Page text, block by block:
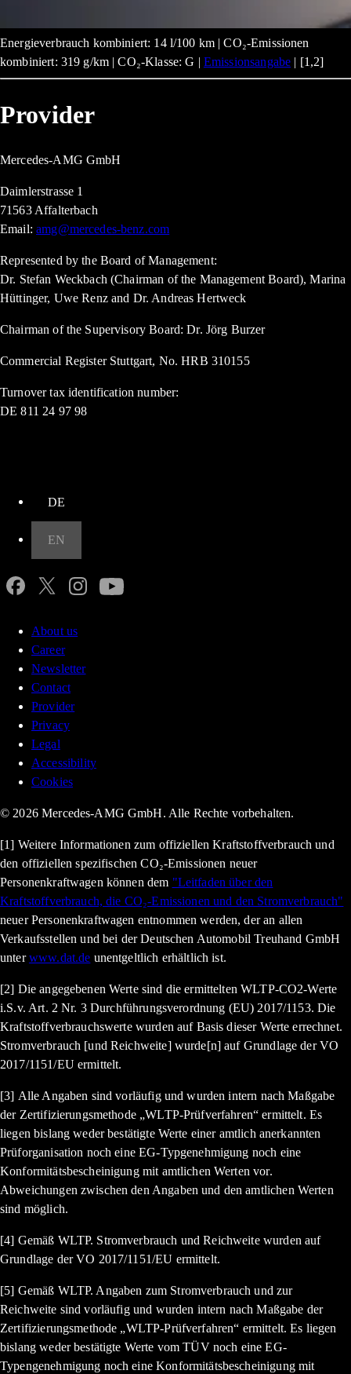
Energieverbrauch kombiniert: 14 l/100 km | CO₂-Emissionen
kombiniert: 319 g/km | CO₂-Klasse: G | Emissionsangabe | [1,2]
Provider
Mercedes-AMG GmbH
Daimlerstrasse 1
71563 Affalterbach
Email:amg@mercedes-benz.com
Represented by the Board of Management:
Dr. Stefan Weckbach (Chairman of the Management Board), Marina
Hüttinger, Uwe Renz and Dr. Andreas Hertweck
Chairman of the Supervisory Board: Dr. Jörg Burzer
Commercial Register Stuttgart, No. HRB 310155
Turnover tax identification number:
DE 811 24 97 98
DE
EN
About us
Career
Newsletter
Contact
Provider
Privacy
Legal
Accessibility
Cookies
© 2026 Mercedes-AMG GmbH. Alle Rechte vorbehalten.
[1] Weitere Informationen zum offiziellen Kraftstoffverbrauch und
den offiziellen spezifischen CO₂-Emissionen neuer
Personenkraftwagen können dem "Leitfaden über den
Kraftstoffverbrauch, die CO₂-Emissionen und den Stromverbrauch"
neuer Personenkraftwagen entnommen werden, der an allen
Verkaufsstellen und bei der Deutschen Automobil Treuhand GmbH
unterwww.dat.de unentgeltlich erhältlich ist.
[2] Die angegebenen Werte sind die ermittelten WLTP-CO2-Werte
i.S.v. Art. 2 Nr. 3 Durchführungsverordnung (EU) 2017/1153. Die
Kraftstoffverbrauchswerte wurden auf Basis dieser Werte errechnet.
Stromverbrauch [und Reichweite] wurde[n] auf Grundlage der VO
2017/1151/EU ermittelt.
[3] Alle Angaben sind vorläufig und wurden intern nach Maßgabe
der Zertifizierungsmethode „WLTP-Prüfverfahren“ ermittelt. Es
liegen bislang weder bestätigte Werte einer amtlich anerkannten
Prüforganisation noch eine EG-Typgenehmigung noch eine
Konformitätsbescheinigung mit amtlichen Werten vor.
Abweichungen zwischen den Angaben und den amtlichen Werten
sind möglich.
[4] Gemäß WLTP. Stromverbrauch und Reichweite wurden auf
Grundlage der VO 2017/1151/EU ermittelt.
[5] Gemäß WLTP. Angaben zum Stromverbrauch und zur
Reichweite sind vorläufig und wurden intern nach Maßgabe der
Zertifizierungsmethode „WLTP-Prüfverfahren“ ermittelt. Es liegen
bislang weder bestätigte Werte vom TÜV noch eine EG-
Typengenehmigung noch eine Konformitätsbescheinigung mit